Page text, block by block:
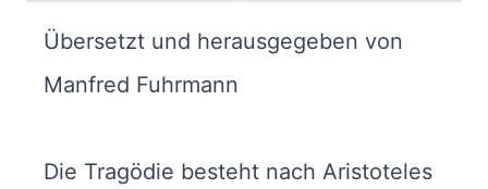
Übersetzt und herausgegeben von
Manfred Fuhrmann
Die Tragödie besteht nach Aristoteles